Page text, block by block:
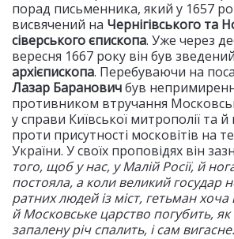
порад письменника, який у 1657
висвячений на Чернігівського та
сіверського єпископа. Уже через
вересня 1667 року він був
архієпископа. Перебуваючи на
Лазар Барановичбув
противником втручання
у справи Київської митрополії та й
проти присутності московітів на
України. У своїх проповідях він
того, щоб у нас, у Малій Росії, й
постояла, а коли великий государ
ратних людей із міст, гетьман
й Московське царство погубить, як
запалену річ спалить, і сам